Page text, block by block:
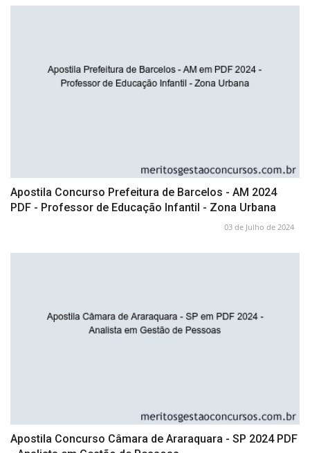
Apostila Concurso Prefeitura de Barcelos - AM 2024
PDF - Professor de Educação Infantil - Zona Urbana
03 de Julho de 2024
Apostila Concurso Câmara de Araraquara - SP 2024 PDF